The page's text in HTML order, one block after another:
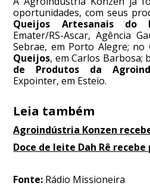
oportunidades, com seus
Queijos Artesanais do
Emater/RS-Ascar, Agência
Sebrae, em Porto Alegre; no
Queijos, em Carlos Barbosa;
de Produtos da
Expointer, em Esteio.
Leia também
Agroindústria Konzen
Doce de leite Dah Rê
Fonte: Rádio Missioneira